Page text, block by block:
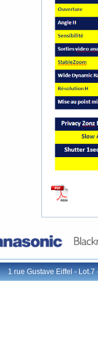
1 rue Gustave Eiffel -